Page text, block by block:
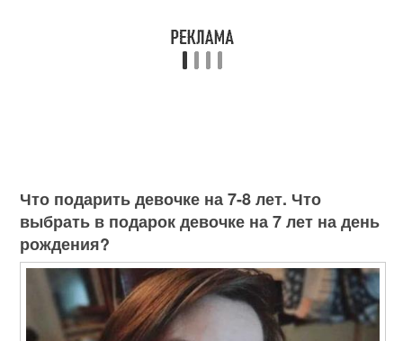
Что подарить девочке на 7-8 лет. Что
выбрать в подарок девочке на 7 лет на день
рождения?